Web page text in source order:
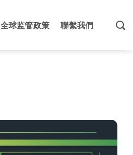
全球监管政策 聯繫我們